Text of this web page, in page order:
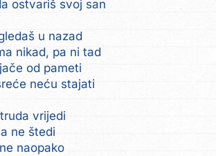
ostvariš svoj san
u nazad
nikad, pa ni tad
od pameti
neću stajati
vrijedi
ne štedi
naopako